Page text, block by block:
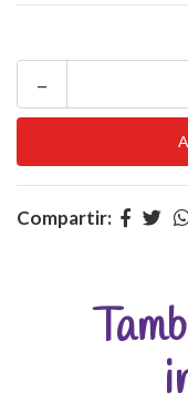
-
Compartir: